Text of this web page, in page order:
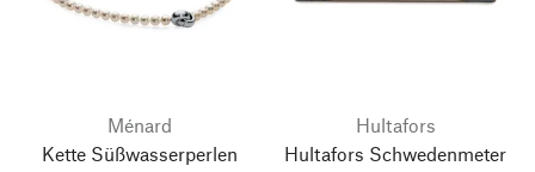
Ménard
Kette Süßwasserperlen
Hultafors
Hultafors Schwedenmeter